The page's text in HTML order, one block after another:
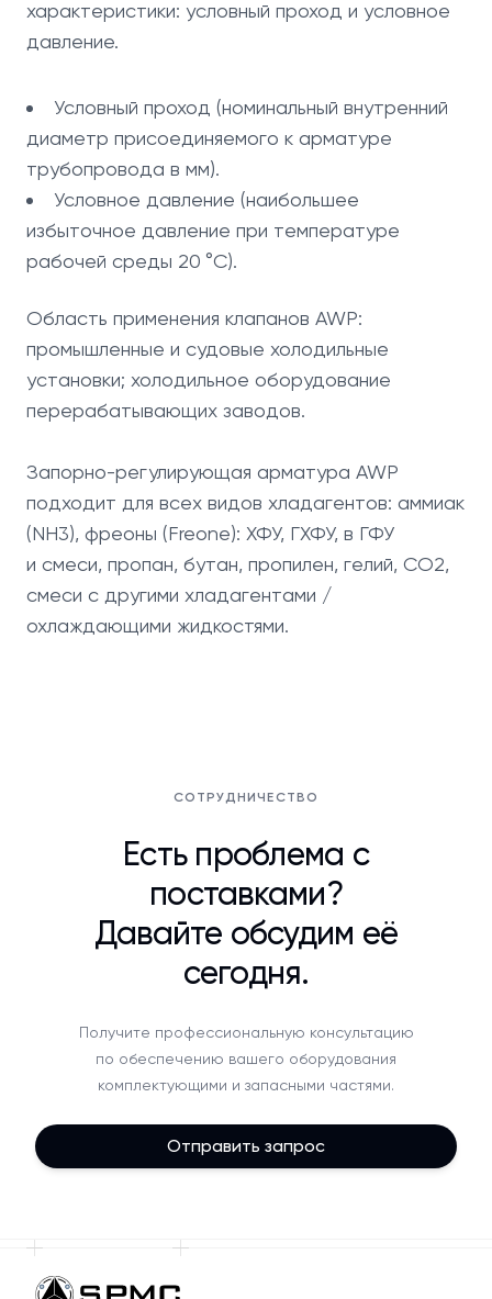
характеристики: условный проход и условное
давление.
Условный проход (номинальный внутренний
диаметр присоединяемого к арматуре
трубопровода в мм).
Условное давление (наибольшее
избыточное давление при температуре
рабочей среды 20 °C).
Область применения клапанов AWP:
промышленные и судовые холодильные
установки; холодильное оборудование
перерабатывающих заводов.
Запорно-регулирующая арматура AWP
подходит для всех видов хладагентов: аммиак
(NH3), фреоны (Freone): ХФУ, ГХФУ, в ГФУ
и смеси, пропан, бутан, пропилен, гелий, CO2,
смеси с другими хладагентами /
охлаждающими жидкостями.
СОТРУДНИЧЕСТВО
Есть проблема с
поставками?
Давайте обсудим её
сегодня.
Получите профессиональную консультацию
по обеспечению вашего оборудования
комплектующими и запасными частями.
Отправить запрос